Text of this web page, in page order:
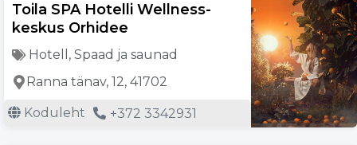
Toila SPA Hotelli Wellness-
keskus Orhidee
Hotell , Spaad ja saunad
Ranna tänav, 12, 41702
Koduleht +372 3342931